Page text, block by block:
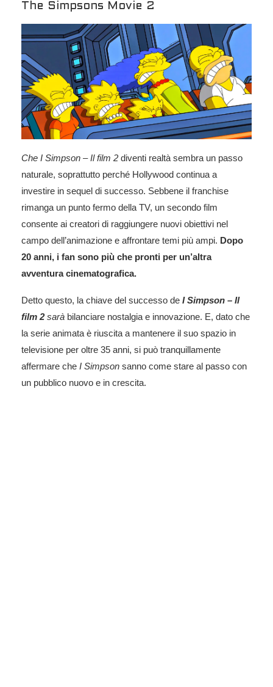
The Simpsons Movie 2
Che I Simpson – Il film 2 diventi realtà sembra un passo
naturale, soprattutto perché Hollywood continua a
investire in sequel di successo. Sebbene il franchise
rimanga un punto fermo della TV, un secondo film
consente ai creatori di raggiungere nuovi obiettivi nel
campo dell’animazione e affrontare temi più ampi. Dopo
20 anni, i fan sono più che pronti per un’altra
avventura cinematografica.
Detto questo, la chiave del successo de I Simpson – Il
film 2sarà bilanciare nostalgia e innovazione. E, dato che
la serie animata è riuscita a mantenere il suo spazio in
televisione per oltre 35 anni, si può tranquillamente
affermare che I Simpson sanno come stare al passo con
un pubblico nuovo e in crescita.